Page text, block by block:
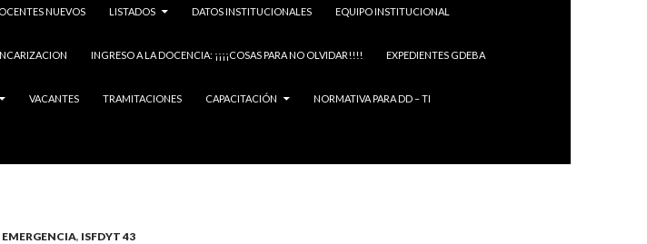
NUEVOS LISTADOS DATOS INSTITUCIONALES EQUIPO INSTITUCIONAL
INGRESO A LA DOCENCIA: ¡¡¡¡COSAS PARA NO OLVIDAR!!!! EXPEDIENTES GDEBA
VACANTES TRAMITACIONES CAPACITACIÓN NORMATIVA PARA DD – TI
EMERGENCIA, ISFDYT 43